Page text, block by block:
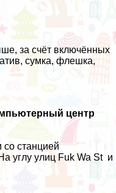
за счёт включённых
сумка, флешка,
центр
со станцией
углу улиц Fuk Wa St и